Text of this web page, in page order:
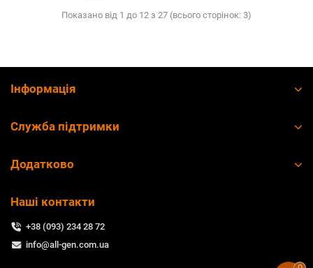
Показано від 1 до 12 з 27 (всього сторінок: 3)
Інформація
Служба підтримки
Додатково
Наші контакти
+38 (093) 234 28 72
info@all-gen.com.ua